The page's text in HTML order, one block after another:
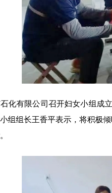
有限公司召开妇女小组成立
组组长王香平表示，将积极